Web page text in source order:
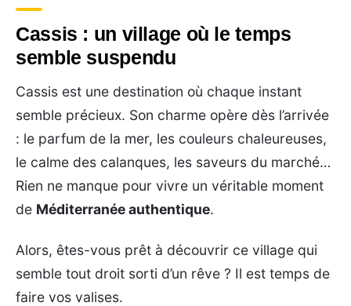
Cassis : un village où le temps
semble suspendu
Cassis est une destination où chaque instant
semble précieux. Son charme opère dès l’arrivée
: le parfum de la mer, les couleurs chaleureuses,
le calme des calanques, les saveurs du marché…
Rien ne manque pour vivre un véritable moment
de Méditerranée authentique.
Alors, êtes-vous prêt à découvrir ce village qui
semble tout droit sorti d’un rêve ? Il est temps de
faire vos valises.